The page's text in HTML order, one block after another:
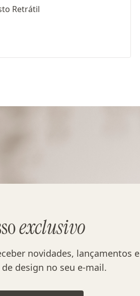
Retrátil
LINHO LISO H22139
exclusivo
novidades, lançamentos e
design no seu e-mail.